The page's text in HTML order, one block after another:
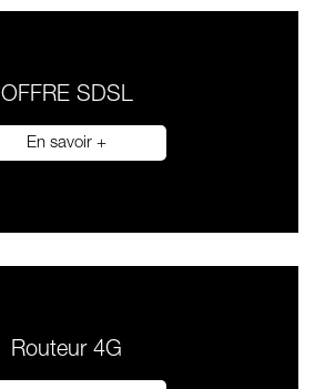
OFFRE SDSL
En savoir +
Routeur 4G